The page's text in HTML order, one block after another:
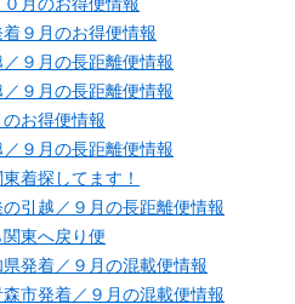
９月のお得便情報
９月の長距離便情報
９月の長距離便情報
お得便情報
９月の長距離便情報
着探してます！
引越／９月の長距離便情報
東へ戻り便
発着／９月の混載便情報
市発着／９月の混載便情報